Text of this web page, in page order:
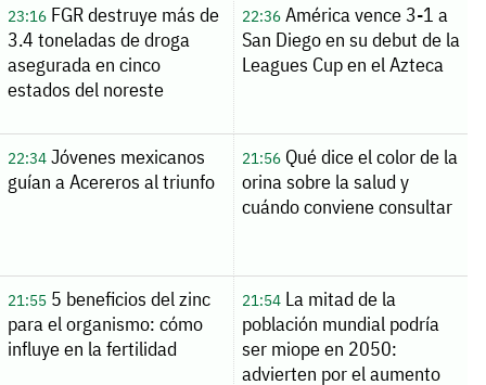
23:16FGR destruye más de
3.4 toneladas de droga
asegurada en cinco
estados del noreste
22:36América vence 3-1 a
San Diego en su debut de la
Leagues Cup en el Azteca
22:34Jóvenes mexicanos
guían a Acereros al triunfo
21:56Qué dice el color de la
orina sobre la salud y
cuándo conviene consultar
21:555 beneficios del zinc
para el organismo: cómo
influye en la fertilidad
21:54La mitad de la
población mundial podría
ser miope en 2050:
advierten por el aumento